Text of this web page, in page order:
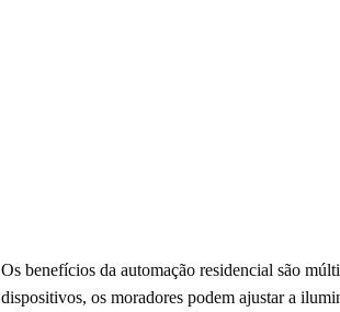
Os benefícios da automação residencial são
dispositivos, os moradores podem ajustar a